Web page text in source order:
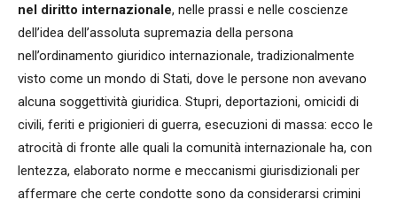
nel diritto internazionale, nelle prassi e nelle coscienze
dell’idea dell’assoluta supremazia della persona
nell’ordinamento giuridico internazionale, tradizionalmente
visto come un mondo di Stati, dove le persone non avevano
alcuna soggettività giuridica. Stupri, deportazioni, omicidi di
civili, feriti e prigionieri di guerra, esecuzioni di massa: ecco le
atrocità di fronte alle quali la comunità internazionale ha, con
lentezza, elaborato norme e meccanismi giurisdizionali per
affermare che certe condotte sono da considerarsi crimini